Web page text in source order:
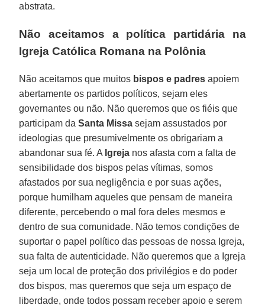
abstrata.
Não aceitamos a política partidária na
Igreja Católica Romana na Polônia
Não aceitamos que muitos bispos e padres apoiem
abertamente os partidos políticos, sejam eles
governantes ou não. Não queremos que os fiéis que
participam daSanta Missa sejam assustados por
ideologias que presumivelmente os obrigariam a
abandonar sua fé. A Igreja nos afasta com a falta de
sensibilidade dos bispos pelas vítimas, somos
afastados por sua negligência e por suas ações,
porque humilham aqueles que pensam de maneira
diferente, percebendo o mal fora deles mesmos e
dentro de sua comunidade. Não temos condições de
suportar o papel político das pessoas de nossa Igreja,
sua falta de autenticidade. Não queremos que a Igreja
seja um local de proteção dos privilégios e do poder
dos bispos, mas queremos que seja um espaço de
liberdade, onde todos possam receber apoio e serem